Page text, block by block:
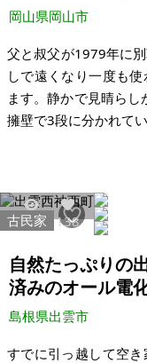
岡山県岡山市
父と叔父が1979年に
しで遠くなり一度も
ます。静かで見晴ら
擁壁で3段に分かれて
園があります。最近
砂災害（土石流）の特
域内です。 市街化調整区域内であり、しかも接道要件を満たし
ておりませんが、建
より既存の建物を改築
26570 138
古民家
自然たっぷりの
済みのオール電
島根県出雲市
すでに引っ越して空